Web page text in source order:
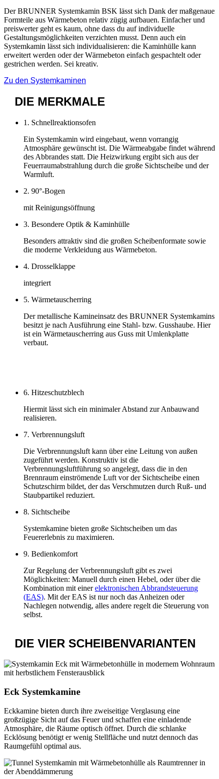
Der BRUNNER Systemkamin BSK lässt sich Dank der maßgenauen
Formteile aus Wärmebeton relativ zügig aufbauen. Einfacher und
preiswerter geht es kaum, ohne dass du auf individuelle
Gestaltungsmöglichkeiten verzichten musst. Denn auch ein
Systemkamin lässt sich individualisieren: die Kaminhülle kann
erweitert werden oder der Wärmebeton einfach gespachtelt oder
gestrichen werden. Sei kreativ.
Zu den Systemkaminen
DIE MERKMALE
1. Schnellreaktionsofen
Ein Systemkamin wird eingebaut, wenn vorrangig
Atmosphäre gewünscht ist. Die Wärmeabgabe findet während
des Abbrandes statt. Die Heizwirkung ergibt sich aus der
Feuerraumabstrahlung durch die große Sichtscheibe und der
Warmluft.
2. 90°-Bogen
mit Reinigungsöffnung
3. Besondere Optik & Kaminhülle
Besonders attraktiv sind die großen Scheibenformate sowie
die moderne Verkleidung aus Wärmebeton.
4. Drosselklappe
integriert
5. Wärmetauscherring
Der metallische Kamineinsatz des BRUNNER Systemkamins
besitzt je nach Ausführung eine Stahl- bzw. Gusshaube. Hier
ist ein Wärmetauscherring aus Guss mit Umlenkplatte
verbaut.
6. Hitzeschutzblech
Hiermit lässt sich ein minimaler Abstand zur Anbauwand
realisieren.
7. Verbrennungsluft
Die Verbrennungsluft kann über eine Leitung von außen
zugeführt werden. Konstruktiv ist die
Verbrennungsluftführung so angelegt, dass die in den
Brennraum einströmende Luft vor der Sichtscheibe einen
Schutzschirm bildet, der das Verschmutzen durch Ruß- und
Staubpartikel reduziert.
8. Sichtscheibe
Systemkamine bieten große Sichtscheiben um das
Feuererlebnis zu maximieren.
9. Bedienkomfort
Zur Regelung der Verbrennungsluft gibt es zwei
Möglichkeiten: Manuell durch einen Hebel, oder über die
Kombination mit einerelektronischen Abbrandsteuerung
(EAS). Mit der EAS ist nur noch das Anheizen oder
Nachlegen notwendig, alles andere regelt die Steuerung von
selbst.
DIE VIER SCHEIBENVARIANTEN
Eck Systemkamine
Eckkamine bieten durch ihre zweiseitige Verglasung eine
großzügige Sicht auf das Feuer und schaffen eine einladende
Atmosphäre, die Räume optisch öffnet. Durch die schlanke
Ecklösung benötigt er wenig Stellfläche und nutzt dennoch das
Raumgefühl optimal aus.